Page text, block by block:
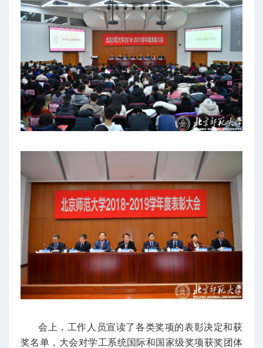
会上，工作人员宣读了各类奖项的表彰决定和获
奖名单，大会对学工系统国际和国家级奖项获奖团体